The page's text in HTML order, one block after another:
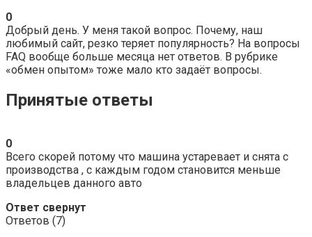
0
Добрый день. У меня такой вопрос. Почему, наш
любимый сайт, резко теряет популярность? На вопросы
FAQ вообще больше месяца нет ответов. В рубрике
«обмен опытом» тоже мало кто задаёт вопросы.
Принятые ответы
0
Всего скорей потому что машина устаревает и снята с
производства , с каждым годом становится меньше
владельцев данного авто
Ответ свернут
Ответов (7)